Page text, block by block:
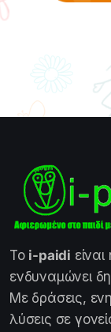
Το i-paidi
ενδυναμώνει
Με δράσεις,
λύσεις σε